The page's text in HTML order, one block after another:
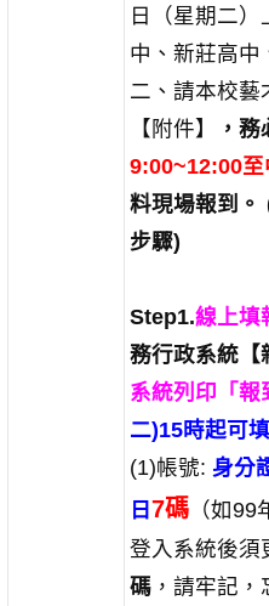
日（星期二
中、新莊高中
二、請本校藝
【附件】
，務
9:00~12:00
料現場報到。
步驟)
Step1.線上填
務行政系統【
系統列印「報
二)15時起可
(1)帳號: 身分
日 7碼（如99
登入系統後須
碼，請牢記，